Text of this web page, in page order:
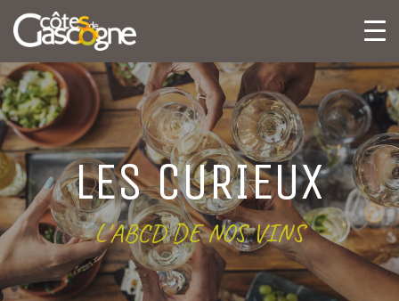
LES CURIEUX
L'ABCD DE NOS VINS